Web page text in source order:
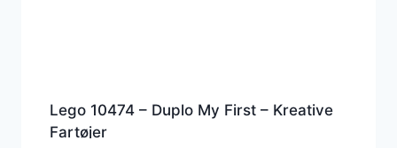
Lego 10474 – Duplo My First – Kreative
Fartøjer